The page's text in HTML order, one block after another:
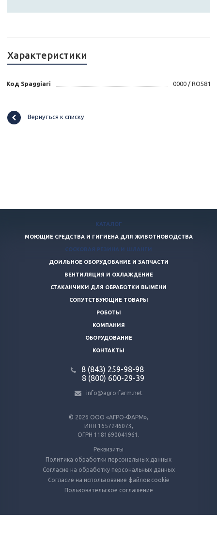
Характеристики
Код Spaggiari 0000 / RO581
Вернуться к списку
© 2026 ООО «АГРО-ФАРМ»,
ИНН 1657246073,
ОГРН 1181690041961.
Реквизиты
Политика обработки персональных данных
Согласие на обработку персональных данных
Согласие на использование файлов cookie
Пользовательское соглашение
КАТАЛОГ
МОЮЩИЕ СРЕДСТВА И ГИГИЕНА ДЛЯ ЖИВОТНОВОДСТВА
СОСКОВАЯ РЕЗИНА И ШЛАНГИ
ДОИЛЬНОЕ ОБОРУДОВАНИЕ И ЗАПЧАСТИ
ВЕНТИЛЯЦИЯ И ОХЛАЖДЕНИЕ
СТАКАНЧИКИ ДЛЯ ОБРАБОТКИ ВЫМЕНИ
СОПУТСТВУЮЩИЕ ТОВАРЫ
РОБОТЫ
КОМПАНИЯ
ОБОРУДОВАНИЕ
КОНТАКТЫ
8 (843) 259-98-98
8 (800) 600-29-39
info@agro-farm.net